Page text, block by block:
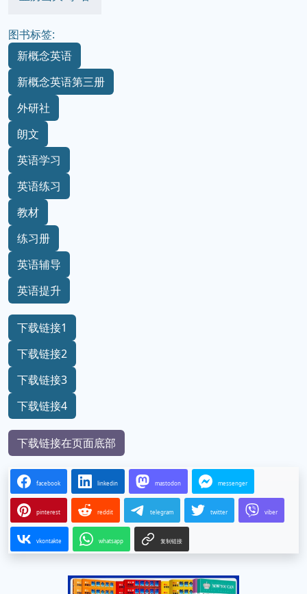
图书标签:
新概念英语
新概念英语第三册
外研社
朗文
英语学习
英语练习
教材
练习册
英语辅导
英语提升
下载链接1
下载链接2
下载链接3
下载链接4
下载链接在页面底部
facebook linkedin mastodon messenger
pinterest reddit telegram twitter viber
vkontakte whatsapp 复制链接